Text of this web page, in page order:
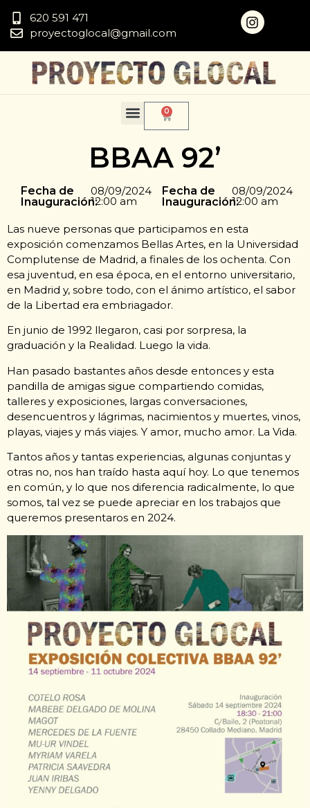
620 591 471
proyectoglocal@gmail.com
0
BBAA 92’
Fecha de
Inauguración:
08/09/2024
12:00 am
Fecha de
Inauguración:
08/09/2024
12:00 am
Las nueve personas que participamos en esta
exposición comenzamos Bellas Artes, en la Universidad
Complutense de Madrid, a finales de los ochenta. Con
esa juventud, en esa época, en el entorno universitario,
en Madrid y, sobre todo, con el ánimo artístico, el sabor
de la Libertad era embriagador.
En junio de 1992 llegaron, casi por sorpresa, la
graduación y la Realidad. Luego la vida.
Han pasado bastantes años desde entonces y esta
pandilla de amigas sigue compartiendo comidas,
talleres y exposiciones, largas conversaciones,
desencuentros y lágrimas, nacimientos y muertes, vinos,
playas, viajes y más viajes. Y amor, mucho amor. La Vida.
Tantos años y tantas experiencias, algunas conjuntas y
otras no, nos han traído hasta aquí hoy. Lo que tenemos
en común, y lo que nos diferencia radicalmente, lo que
somos, tal vez se puede apreciar en los trabajos que
queremos presentaros en 2024.